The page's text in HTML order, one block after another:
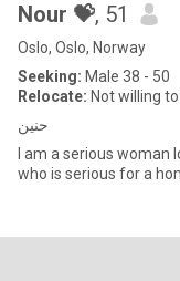
Nour 💝, 51
Oslo, Oslo, Norway
Seeking: Male 38 - 50
Relocate: Not willing
حنين
I am a serious
who is serious for a